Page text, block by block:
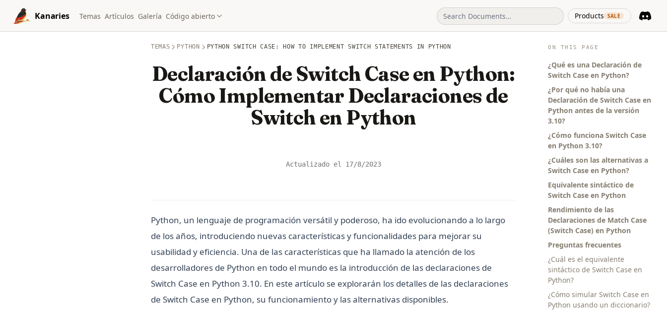
Skip to content
Kanaries
Temas Artículos Galería Código abierto Products SALE
(opens in
ON THIS PAGE
¿Qué es una Declaración de
Switch Case en Python?
¿Por qué no había una
Declaración de Switch Case en
Python antes de la versión
3.10?
¿Cómo funciona Switch Case
en Python 3.10?
¿Cuáles son las alternativas a
Switch Case en Python?
Equivalente sintáctico de
Switch Case en Python
Rendimiento de las
Declaraciones de Match Case
(Switch Case) en Python
Preguntas frecuentes
¿Cuál es el equivalente
sintáctico de Switch Case en
Python?
¿Cómo simular Switch Case en
Python usando un diccionario?
TEMAS PYTHON PYTHON SWITCH CASE: HOW TO IMPLEMENT SWITCH STATEMENTS IN PYTHON
Declaración de Switch Case en Python:
Cómo Implementar Declaraciones de
Switch en Python
Actualizado el 17/8/2023
Python, un lenguaje de programación versátil y poderoso, ha ido evolucionando a lo largo
de los años, introduciendo nuevas características y funcionalidades para mejorar su
usabilidad y eficiencia. Una de las características que ha llamado la atención de los
desarrolladores de Python en todo el mundo es la introducción de las declaraciones de
Switch Case en Python 3.10. En este artículo se explorarán los detalles de las declaraciones
de Switch Case en Python, su funcionamiento y las alternativas disponibles.